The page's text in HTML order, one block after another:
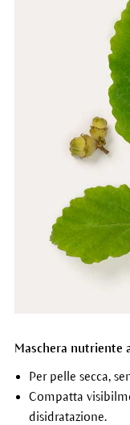
Maschera nutriente
Per pelle secca,
Compatta
disidratazione.